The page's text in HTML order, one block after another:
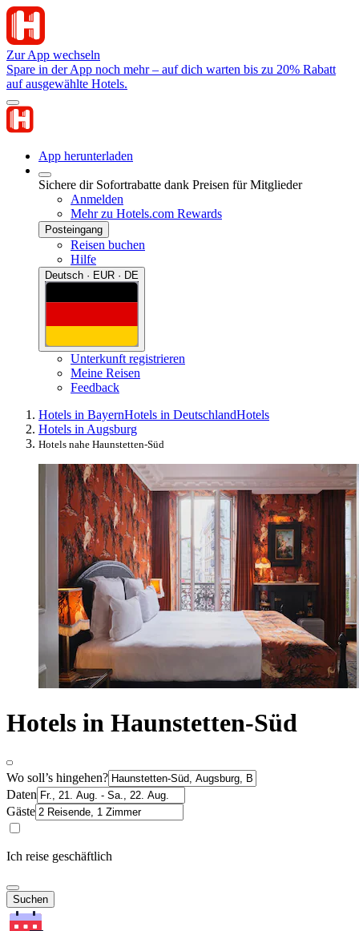
Zur App wechseln
Spare in der App noch mehr – auf dich warten bis zu 20% Rabatt
auf ausgewählte Hotels.
App herunterladen
Sichere dir Sofortrabatte dank Preisen für Mitglieder
Anmelden
Mehr zu Hotels.com Rewards
Posteingang
Reisen buchen
Hilfe
Deutsch · EUR · DE
Unterkunft registrieren
Meine Reisen
Feedback
Hotels in BayernHotels in DeutschlandHotels
Hotels in Augsburg
Hotels nahe Haunstetten-Süd
Hotels in Haunstetten-Süd
Wo soll’s hingehen?
Daten
Gäste
Ich reise geschäftlich
Suchen